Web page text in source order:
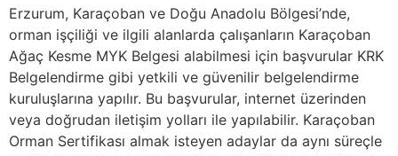
Erzurum, Karaçoban ve Doğu Anadolu Bölgesi’nde,
orman işçiliği ve ilgili alanlarda çalışanların Karaçoban
Ağaç Kesme MYK Belgesi alabilmesi için başvurular KRK
Belgelendirme gibi yetkili ve güvenilir belgelendirme
kuruluşlarına yapılır. Bu başvurular, internet üzerinden
veya doğrudan iletişim yolları ile yapılabilir. Karaçoban
Orman Sertifikası almak isteyen adaylar da aynı süreçle